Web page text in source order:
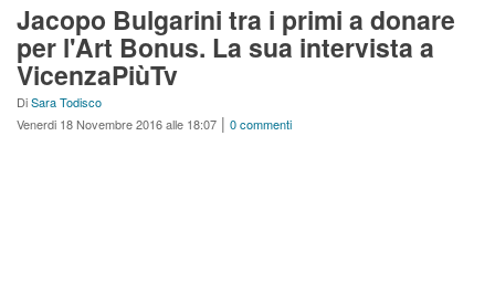
Jacopo Bulgarini tra i primi a donare
per l'Art Bonus. La sua intervista a
VicenzaPiùTv
DiSara Todisco
Venerdi 18 Novembre 2016 alle 18:07 | 0 commenti